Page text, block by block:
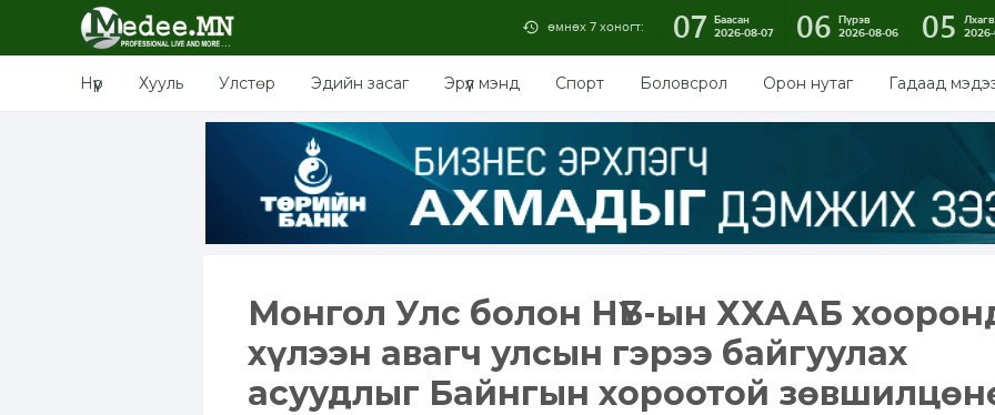
өмнөх 7 хоногт: 07 Баасан
2026-08-07
06 Пүрэв
2026-08-06
05
Нүүр Хууль Улстөр Эдийн засаг Эрүүл мэнд Спорт Боловсрол Орон нутаг Гадаад
Монгол Улс болон НҮБ-ын ХХААБ
хүлээн авагч улсын гэрээ байгуулах
асуудлыг Байнгын хороотой